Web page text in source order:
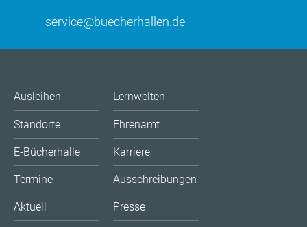
service@buecherhallen.de
Ausleihen
Standorte
E-Bücherhalle
Termine
Aktuell
Lernwelten
Ehrenamt
Karriere
Ausschreibungen
Presse